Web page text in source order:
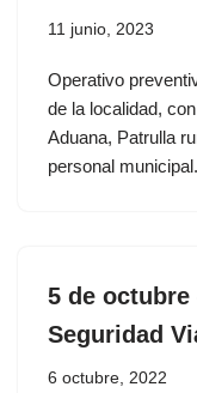
11 junio, 2023
Operativo
de la localidad,
Aduana, Patrulla
personal municipal.
5 de
Seguridad
6 octubre, 2022